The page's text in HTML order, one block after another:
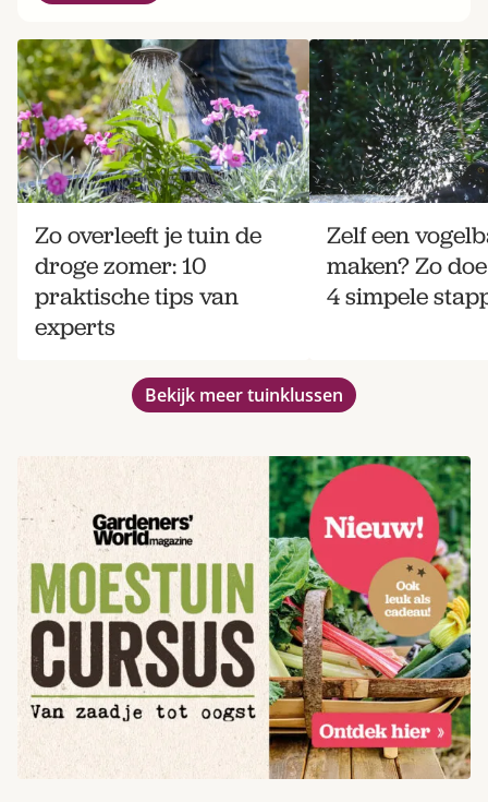
Zo overleeft je tuin de
droge zomer: 10
praktische tips van
experts
Zelf een
maken? Zo
4 simpele
Bekijk meer tuinklussen